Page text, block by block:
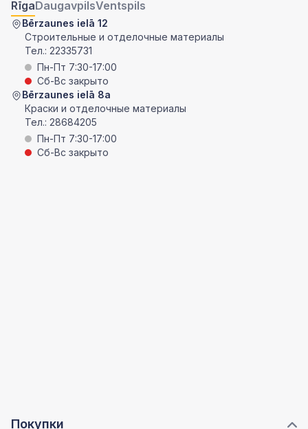
Покупки
RīgaDaugavpilsVentspils
Bērzaunes ielā 12
Строительные и отделочные материалы
Тел.: 22335731
Пн-Пт 7:30-17:00
Сб-Вс закрыто
Bērzaunes ielā 8a
Краски и отделочные материалы
Тел.: 28684205
Пн-Пт 7:30-17:00
Сб-Вс закрыто